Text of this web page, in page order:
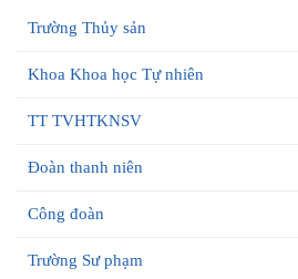
Trường Thủy sản
Khoa Khoa học Tự nhiên
TT TVHTKNSV
Đoàn thanh niên
Công đoàn
Trường Sư phạm